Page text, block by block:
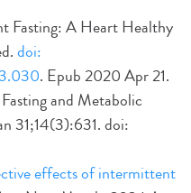
Fasting: A Heart Healthy
doi:
. Epub 2020 Apr 21.
and Metabolic
31;14(3):631. doi:
effects of intermittent